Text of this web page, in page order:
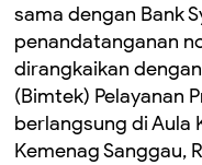
sama dengan Bank
penandatanganan
dirangkaikan
(Bimtek) Pelayanan
berlangsung di Aula
Kemenag Sanggau,